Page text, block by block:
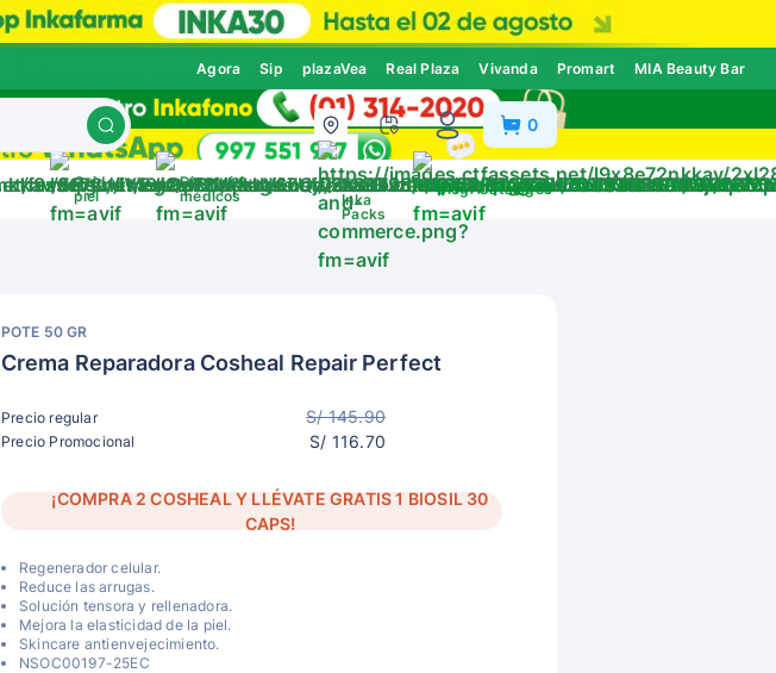
Agora Sip plazaVea Real Plaza Vivanda Promart MIA Beauty Bar
0
Cuida tu
piel
Dispositivos
médicos
Inka
Packs
Blog Catálogos
POTE 50 GR
Crema Reparadora Cosheal Repair Perfect
Precio regular S/ 145.90
Precio Promocional S/ 116.70
¡COMPRA 2 COSHEAL Y LLÉVATE GRATIS 1 BIOSIL 30
CAPS!
Regenerador celular.
Reduce las arrugas.
Solución tensora y rellenadora.
Mejora la elasticidad de la piel.
Skincare antienvejecimiento.
NSOC00197-25EC